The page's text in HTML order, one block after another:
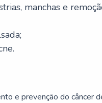
manchas e
e prevenção do câncer